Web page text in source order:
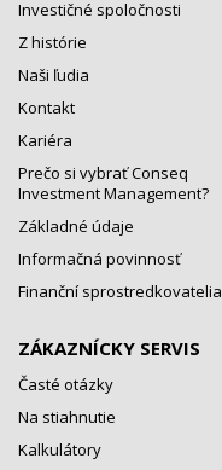
Investičné spoločnosti
Z histórie
Naši ľudia
Kontakt
Kariéra
Prečo si vybrať Conseq
Investment Management?
Základné údaje
Informačná povinnosť
Finanční sprostredkovatelia
ZÁKAZNÍCKY SERVIS
Časté otázky
Na stiahnutie
Kalkulátory